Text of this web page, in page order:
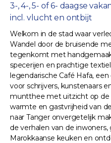
3-, 4-, 5- of 6- daagse
incl. vlucht en ontbijt
Welkom in de stad waar
Wandel door de bruisende
tegenkomt met
specerijen en prachtige
legendarische Café Hafa,
voor schrijvers, kunstenaars
muntthee met uitzicht op de
warmte en gastvrijheid van
naar Tanger onvergetelijk
de verhalen van de
Marokkaanse keuken en